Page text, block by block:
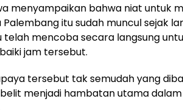
menyampaikan bahwa niat untuk
Palembang itu sudah muncul sejak
telah mencoba secara langsung
jam tersebut.
tersebut tak semudah yang
menjadi hambatan utama